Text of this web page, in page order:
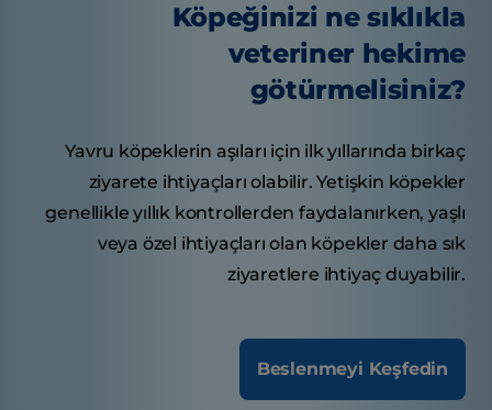
Köpeğinizi ne sıklıkla
veteriner hekime
götürmelisiniz?
Yavru köpeklerin aşıları için ilk yıllarında birkaç
ziyarete ihtiyaçları olabilir. Yetişkin köpekler
genellikle yıllık kontrollerden faydalanırken, yaşlı
veya özel ihtiyaçları olan köpekler daha sık
ziyaretlere ihtiyaç duyabilir.
Beslenmeyi Keşfedin